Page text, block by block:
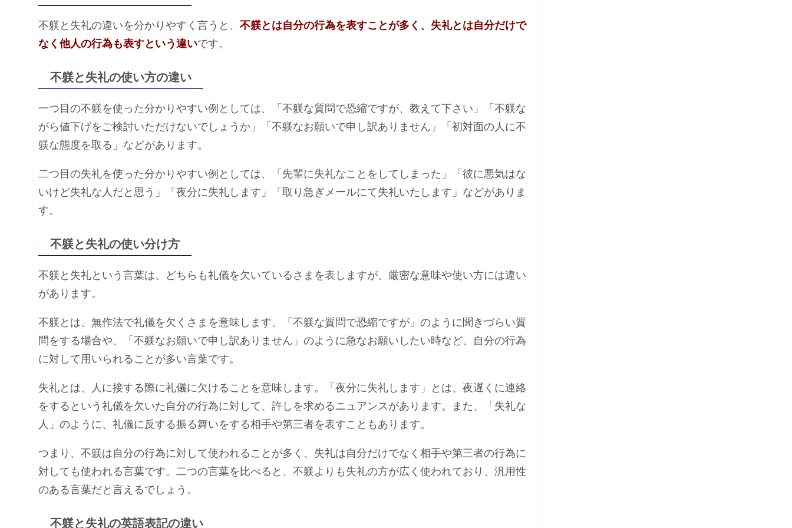
不躾と失礼の違いを分かりやすく言うと、 不躾とは自分の行為を表すことが多く、失礼とは自分だけで
なく他人の行為も表すという違いです。
不躾と失礼の使い方の違い
一つ目の不躾を使った分かりやすい例としては、「不躾な質問で恐縮ですが、教えて下さい」「不躾な
がら値下げをご検討いただけないでしょうか」「不躾なお願いで申し訳ありません」「初対面の人に不
躾な態度を取る」などがあります。
二つ目の失礼を使った分かりやすい例としては、「先輩に失礼なことをしてしまった」「彼に悪気はな
いけど失礼な人だと思う」「夜分に失礼します」「取り急ぎメールにて失礼いたします」などがありま
す。
不躾と失礼の使い分け方
不躾と失礼という言葉は、どちらも礼儀を欠いているさまを表しますが、厳密な意味や使い方には違い
があります。
不躾とは、無作法で礼儀を欠くさまを意味します。「不躾な質問で恐縮ですが」のように聞きづらい質
問をする場合や、「不躾なお願いで申し訳ありません」のように急なお願いしたい時など、自分の行為
に対して用いられることが多い言葉です。
失礼とは、人に接する際に礼儀に欠けることを意味します。「夜分に失礼します」とは、夜遅くに連絡
をするという礼儀を欠いた自分の行為に対して、許しを求めるニュアンスがあります。また、「失礼な
人」のように、礼儀に反する振る舞いをする相手や第三者を表すこともあります。
つまり、不躾は自分の行為に対して使われることが多く、失礼は自分だけでなく相手や第三者の行為に
対しても使われる言葉です。二つの言葉を比べると、不躾よりも失礼の方が広く使われており、汎用性
のある言葉だと言えるでしょう。
不躾と失礼の英語表記の違い